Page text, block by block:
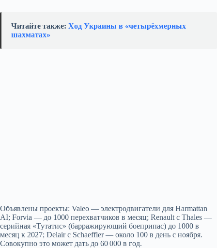
Читайте также: Ход Украины в «четырёхмерных
шахматах»
Объявлены проекты: Valeo — электродвигатели для Harmattan
AI; Forvia — до 1000 перехватчиков в месяц; Renault с Thales —
серийная «Тутатис» (барражирующий боеприпас) до 1000 в
месяц к 2027; Delair с Schaeffler — около 100 в день с ноября.
Совокупно это может дать до 60 000 в год.